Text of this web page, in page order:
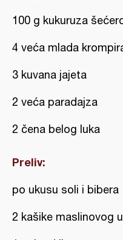
100 g kukuruza
4 veća mlada
3 kuvana jajeta
2 veća paradajza
2 čena belog luka
Preliv:
po ukusu soli i bibera
2 kašike maslinovog